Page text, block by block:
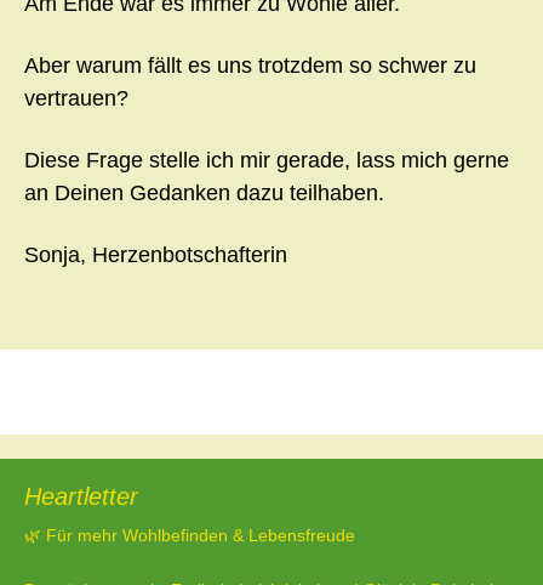
Aber warum fällt es uns trotzdem so schwer zu
vertrauen?
Diese Frage stelle ich mir gerade, lass mich gerne
an Deinen Gedanken dazu teilhaben.
Sonja, Herzenbotschafterin
Heartletter
🌿 Für mehr Wohlbefinden & Lebensfreude